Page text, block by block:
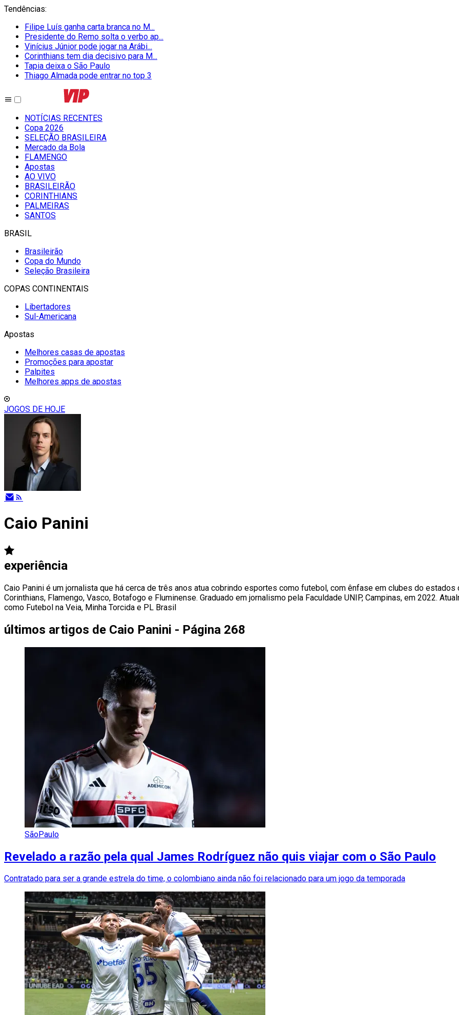
Tendências:
Filipe Luís ganha carta branca no M...
Presidente do Remo solta o verbo ap...
Vinícius Júnior pode jogar na Arábi...
Corinthians tem dia decisivo para M...
Tapia deixa o São Paulo
Thiago Almada pode entrar no top 3
NOTÍCIAS RECENTES
Copa 2026
SELEÇÃO BRASILEIRA
Mercado da Bola
FLAMENGO
Apostas
AO VIVO
BRASILEIRÃO
CORINTHIANS
PALMEIRAS
SANTOS
BRASIL
Brasileirão
Copa do Mundo
Seleção Brasileira
COPAS CONTINENTAIS
Libertadores
Sul-Americana
Apostas
Melhores casas de apostas
Promoções para apostar
Palpites
Melhores apps de apostas
JOGOS DE HOJE
Caio Panini
experiência
Caio Panini é um jornalista que há cerca de três anos atua cobrindo esportes como futebol, com ênfase em clubes do
Corinthians, Flamengo, Vasco, Botafogo e Fluminense. Graduado em jornalismo pela Faculdade UNIP, Campinas, em 2022.
como Futebol na Veia, Minha Torcida e PL Brasil
últimos artigos de Caio Panini - Página 268
SãoPaulo
Revelado a razão pela qual James Rodríguez não quis viajar com o São Paulo
Contratado para ser a grande estrela do time, o colombiano ainda não foi relacionado para um jogo da temporada